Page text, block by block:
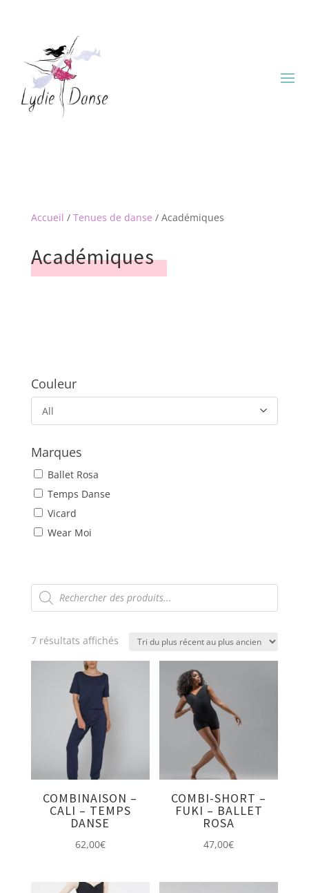
Accueil / Tenues de danse / Académiques
Académiques
Couleur
All
Marques
Ballet Rosa
Temps Danse
Vicard
Wear Moi
Recherche
de
produits
7 résultats affichésTrié
COMBINAISON –
CALI – TEMPS
DANSE
62,00€
COMBI-SHORT –
FUKI – BALLET
ROSA
47,00€